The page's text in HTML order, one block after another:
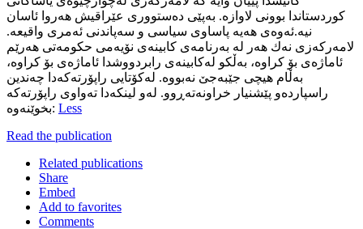
كوردستاندا بوونی لاوازه‌. به‌پێی ده‌ستووری عێراقیش هه‌روا ئاسان
نیه‌.ئه‌وه‌ی هه‌یه‌ پاساوی سیاسی و سه‌پاندنی ئه‌مری واقیعه‌.
لامه‌ركه‌زی نه‌ك هه‌ر له‌ به‌رنامه‌ی كابینه‌ی نۆیه‌می حكومه‌تی هه‌رێم
ئاماژه‌ی بۆ كراوه‌، به‌ڵكو له‌كابینه‌ی رابردووشدا ئاماژه‌ی بۆ كراوه‌،
به‌ڵام هیچی جێبه‌جێ نه‌بووه‌. له‌كۆتایی راپۆرته‌كه‌دا چه‌ندین
راسپارده‌و پێشنیار خراونه‌ته‌ڕوو. له‌و لینكه‌دا ته‌واوی راپۆرته‌كه‌
بخوێنه‌وه‌: Less
Read the publication
Related publications
Share
Embed
Add to favorites
Comments